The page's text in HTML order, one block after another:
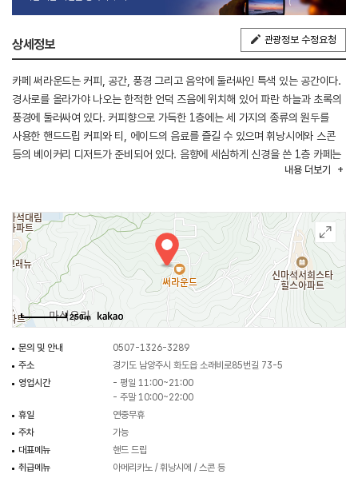
상세정보 관광정보 수정요청
카페 써라운드는 커피, 공간, 풍경 그리고 음악에 둘러싸인 특색 있는 공간이다.
경사로를 올라가야 나오는 한적한 언덕 즈음에 위치해 있어 파란 하늘과 초록의
풍경에 둘러싸여 있다. 커피향으로 가득한 1층에는 세 가지의 종류의 원두를
사용한 핸드드립 커피와 티, 에이드의 음료를 즐길 수 있으며 휘낭시에와 스콘
등의 베이커리 디저트가 준비되어 있다. 음향에 세심하게 신경을 쓴 1층 카페는
음악 소리가 공간을 타고 퍼지도록 넓고 층고가 높게 설계되었다. 통유리창 너머
앉을 수 있는 자리가 마련되어 있으며, 2층은 100% 예약제로 운영되는
써라운드집(SURROUND ZIP)이 있다. 이곳은 음악감상실로 운영되는데
사전에 예약한 방문객만 입장이 가능하다. 이용 시간은 2시간으로, 테이블에
세팅된 휘낭시에와 플레이리스트 안내지를 받아 볼 수 있으며 핸드 드립 커피를
주문하면 된다. Naim Uniti Atom 앰프와 Pro Ac D two R스피커의 조합이
풍부한 사운드를 경험하게 해준다. 넓은 창으로 이어진 한 쪽 벽을 통해 바깥
풍경을 감상하며 오롯이 나만의 시간으로 채울 수 있는 음악감상실이자
내용 더보기
250m
문의 및 안내
0507-1326-3289
주소
경기도 남양주시 화도읍 소래비로85번길 73-5
영업시간
- 평일 11:00~21:00
- 주말 10:00~22:00
휴일
연중무휴
주차
가능
대표메뉴
핸드 드립
취급메뉴
아메리카노 / 휘낭시에 / 스콘 등